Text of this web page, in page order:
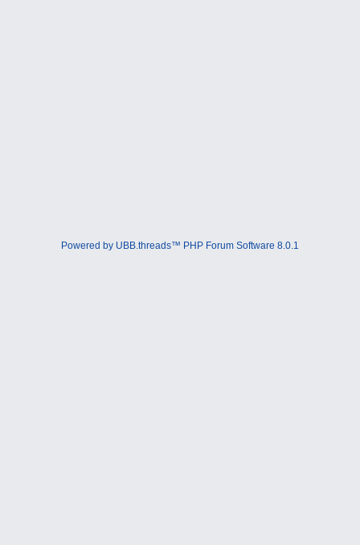
Powered by UBB.threads™ PHP Forum Software 8.0.1